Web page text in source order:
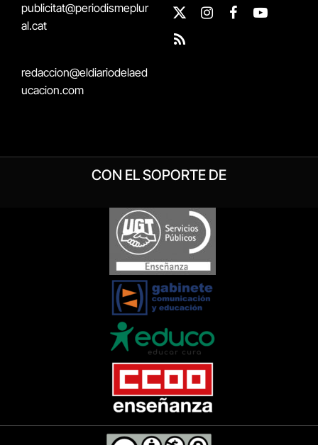
publicitat@periodismeplur
al.cat
redaccion@eldiariodelaed
ucacion.com
X
(Twitter)
InstagramFacebookYouTube
RSS
CON EL SOPORTE DE